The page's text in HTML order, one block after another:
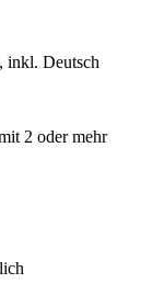
inkl. Deutsch
2 oder mehr